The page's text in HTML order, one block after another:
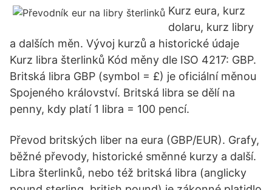
Kurz eura, kurz
dolaru, kurz libry
a dalších měn. Vývoj kurzů a historické údaje
Kurz libra šterlinků Kód měny dle ISO 4217: GBP.
Britská libra GBP (symbol = £) je oficiální měnou
Spojeného království. Britská libra se dělí na
penny, kdy platí 1 libra = 100 pencí.
Převod britských liber na eura (GBP/EUR). Grafy,
běžné převody, historické směnné kurzy a další.
Libra šterlinků, nebo též britská libra (anglicky